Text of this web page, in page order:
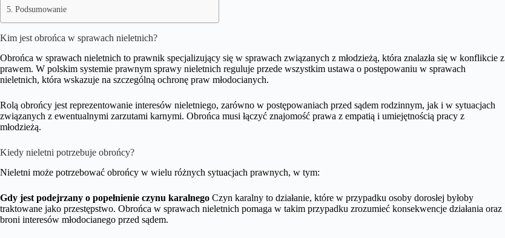
Podsumowanie
Kim jest obrońca w sprawach nieletnich?
Obrońca w sprawach nieletnich to prawnik specjalizujący się w sprawach związanych z młodzieżą, która znalazła się w konflikcie z
prawem. W polskim systemie prawnym sprawy nieletnich reguluje przede wszystkim ustawa o postępowaniu w sprawach
nieletnich, która wskazuje na szczególną ochronę praw młodocianych.
Rolą obrońcy jest reprezentowanie interesów nieletniego, zarówno w postępowaniach przed sądem rodzinnym, jak i w sytuacjach
związanych z ewentualnymi zarzutami karnymi. Obrońca musi łączyć znajomość prawa z empatią i umiejętnością pracy z
młodzieżą.
Kiedy nieletni potrzebuje obrońcy?
Nieletni może potrzebować obrońcy w wielu różnych sytuacjach prawnych, w tym:
Gdy jest podejrzany o popełnienie czynu karalnego Czyn karalny to działanie, które w przypadku osoby dorosłej byłoby
traktowane jako przestępstwo. Obrońca w sprawach nieletnich pomaga w takim przypadku zrozumieć konsekwencje działania oraz
broni interesów młodocianego przed sądem.